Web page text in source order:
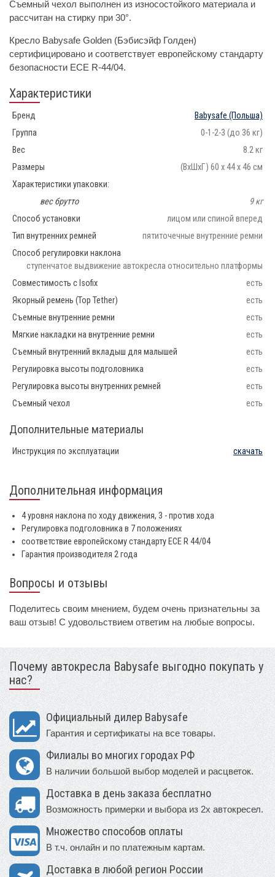
Съемный чехол выполнен из износостойкого материала и
рассчитан на стирку при 30°.
Кресло Babysafe Golden (Бэбисэйф Голден)
сертифицировано и соответствует европейскому стандарту
безопасности ECE R-44/04.
Характеристики
Бренд Babysafe (Польша)
Группа
0-1-2-3 (до 36 кг)
Вес
8.2 кг
Размеры
(ВхШхГ) 60 x 44 x 46 см
Характеристики упаковки:
вес брутто
9 кг
Способ установки
лицом или спиной вперед
Тип внутренних ремней
пятиточечные внутренние ремни
Способ регулировки наклона
ступенчатое выдвижение автокресла относительно платформы
Совместимость с Isofix
есть
Якорный ремень (Top Tether)
есть
Съемные внутренние ремни
есть
Мягкие накладки на внутренние ремни
есть
Съемный внутренний вкладыш для малышей
есть
Регулировка высоты подголовника
есть
Регулировка высоты внутренних ремней
есть
Съемный чехол
есть
Дополнительные материалы
Инструкция по эксплуатации скачать
Дополнительная информация
4 уровня наклона по ходу движения, 3 - против хода
Регулировка подголовника в 7 положениях
соответствие европейскому стандарту ECE R 44/04
Гарантия производителя 2 года
Вопросы и отзывы
Поделитесь своим мнением, будем очень признательны за
ваш отзыв! С удовольствием ответим на любые вопросы.
Почему автокресла Babysafe выгодно покупать у
нас?
Официальный дилер Babysafe
Гарантия и сертификаты на все товары.
Филиалы во многих городах РФ
В наличии большой выбор моделей и расцветок.
Доставка в день заказа бесплатно
Возможность примерки и выбора из 2х автокресел.
Множество способов оплаты
В т.ч. онлайн и по платежным картам.
Доставка в любой регион России